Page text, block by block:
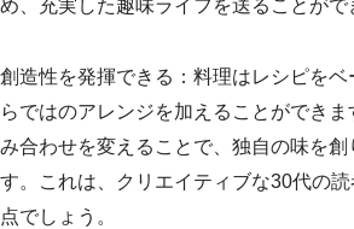
め、充実した趣味ライフを送ることがで
創造性を発揮できる：料理はレシピを
らではのアレンジを加えることができ
み合わせを変えることで、独自の味を
す。これは、クリエイティブな30代の
点でしょう。